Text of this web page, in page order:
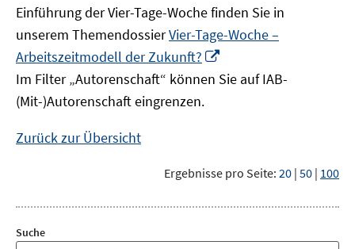
Einführung der Vier-Tage-Woche finden Sie in
unserem ThemendossierVier-Tage-Woche –
Arbeitszeitmodell der Zukunft?
neuem
Im Filter „Autorenschaft“ können Sie auf IAB-
(Mit-)Autorenschaft eingrenzen.
Zurück zur Übersicht
Ergebnisse pro Seite: 20 | 50 | 100
Suche